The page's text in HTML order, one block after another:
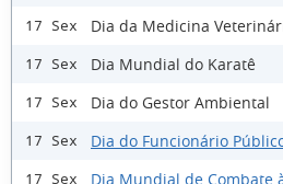
17 Sex Dia da Medicina
17 Sex Dia Mundial do Karatê
17 Sex Dia do Gestor Ambiental
17 Sex Dia do Funcionário
17 Sex Dia Mundial de Combate